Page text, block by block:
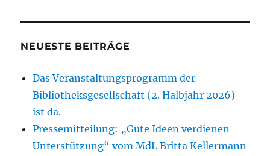
NEUESTE BEITRÄGE
Das Veranstaltungsprogramm der
Bibliotheksgesellschaft (2. Halbjahr 2026)
ist da.
Pressemitteilung: „Gute Ideen verdienen
Unterstützung“ vom MdL Britta Kellermann